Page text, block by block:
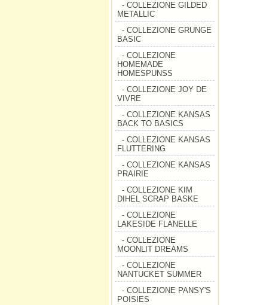
- COLLEZIONE GILDED
METALLIC
- COLLEZIONE GRUNGE
BASIC
- COLLEZIONE
HOMEMADE
HOMESPUNSS
- COLLEZIONE JOY DE
VIVRE
- COLLEZIONE KANSAS
BACK TO BASICS
- COLLEZIONE KANSAS
FLUTTERING
- COLLEZIONE KANSAS
PRAIRIE
- COLLEZIONE KIM
DIHEL SCRAP BASKE
- COLLEZIONE
LAKESIDE FLANELLE
- COLLEZIONE
MOONLIT DREAMS
- COLLEZIONE
NANTUCKET SUMMER
- COLLEZIONE PANSY'S
POISIES